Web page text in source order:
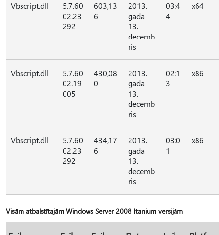
Vbscript.dll
5.7.60
02.23
292
603,13
6
2013.
gada
13.
decemb
ris
03:4
4
x64
Vbscript.dll
5.7.60
02.19
005
430,08
0
2013.
gada
13.
decemb
ris
02:1
3
x86
Vbscript.dll
5.7.60
02.23
292
434,17
6
2013.
gada
13.
decemb
ris
03:0
1
x86
Visām atbalstītajām Windows Server 2008 Itanium versijām